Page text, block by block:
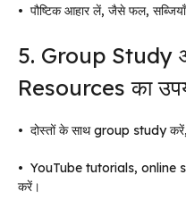
• पौष्टिक आहार लें, जैसे फल,
5. Group Study
Resources का
• दोस्तों के साथ group study
• YouTube tutorials, online
करें।